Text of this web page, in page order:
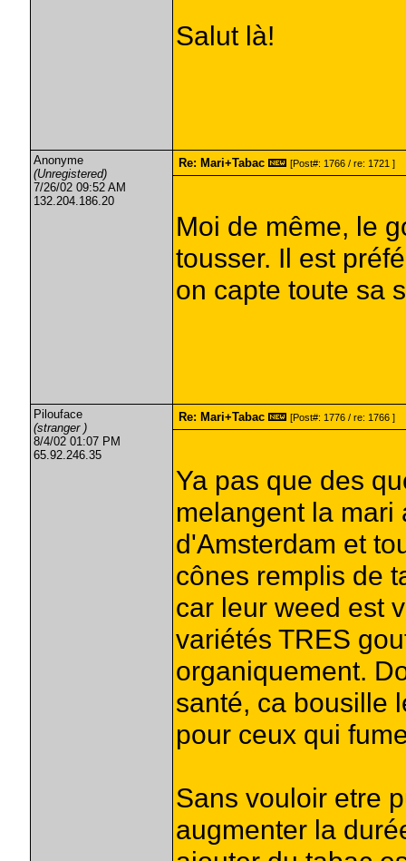
Salut là!
Anonyme
(Unregistered)
7/26/02 09:52 AM
132.204.186.20
Re: Mari+Tabac [Post#: 1766 / re: 1721 ]
Moi de même, le
tousser. Il est
on capte toute sa
Pilouface
(stranger )
8/4/02 01:07 PM
65.92.246.35
Re: Mari+Tabac [Post#: 1776 / re: 1766 ]
Ya pas que des
melangent la mari
d'Amsterdam et
cônes remplis de
car leur weed est
variétés TRES
organiquement.
santé, ca bousille
pour ceux qui
Sans vouloir etre
augmenter la